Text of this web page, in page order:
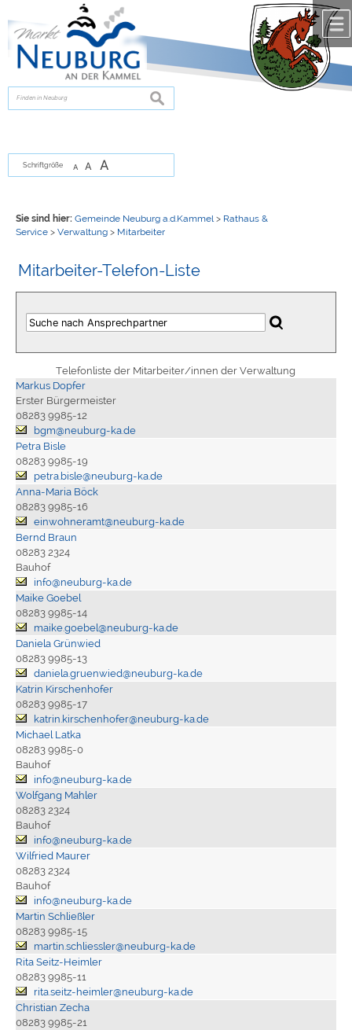
zur Navigationoder
springen.
suchen
Schriftgröße A A A
Sie sind hier: Gemeinde Neuburg a.d.Kammel > Rathaus &
Service> Verwaltung> Mitarbeiter
Mitarbeiter-Telefon-Liste
Telefonliste der Mitarbeiter/innen der Verwaltung
Markus Dopfer
Erster Bürgermeister
08283 9985-12
bgm@neuburg-ka.de
Petra Bisle
08283 9985-19
petra.bisle@neuburg-ka.de
Anna-Maria Böck
08283 9985-16
einwohneramt@neuburg-ka.de
Bernd Braun
08283 2324
Bauhof
info@neuburg-ka.de
Maike Goebel
08283 9985-14
maike.goebel@neuburg-ka.de
Daniela Grünwied
08283 9985-13
daniela.gruenwied@neuburg-ka.de
Katrin Kirschenhofer
08283 9985-17
katrin.kirschenhofer@neuburg-ka.de
Michael Latka
08283 9985-0
Bauhof
info@neuburg-ka.de
Wolfgang Mahler
08283 2324
Bauhof
info@neuburg-ka.de
Wilfried Maurer
08283 2324
Bauhof
info@neuburg-ka.de
Martin Schließler
08283 9985-15
martin.schliessler@neuburg-ka.de
Rita Seitz-Heimler
08283 9985-11
rita.seitz-heimler@neuburg-ka.de
Christian Zecha
08283 9985-21